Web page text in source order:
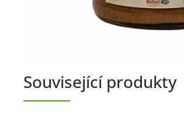
Související produkty